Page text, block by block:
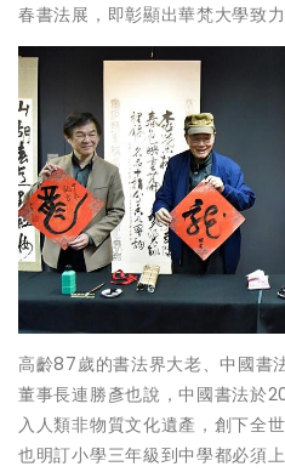
春書法展，即彰顯出華梵大學致
高齡87歲的書法界大老、中國書
董事長連勝彥也說，中國書法於
入人類非物質文化遺產，創下全
也明訂小學三年級到中學都必須